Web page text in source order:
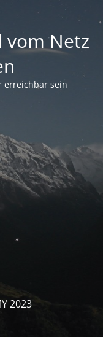
vom Netz
erreichbar sein
2023